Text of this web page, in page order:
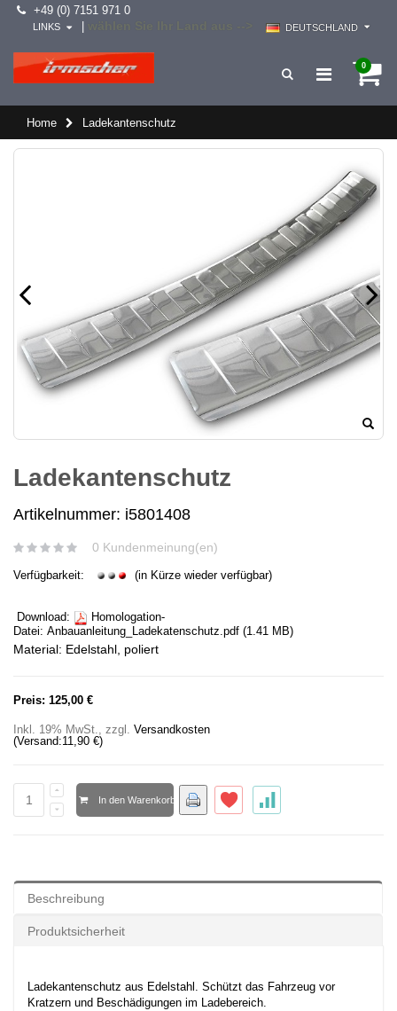
+49 (0) 7151 971 0
DEUTSCHLAND
LINKS
0
Home Ladekantenschutz
Ladekantenschutz
Artikelnummer: i5801408
0 Kundenmeinung(en)
Verfügbarkeit: (in Kürze wieder verfügbar)
Download:
Homologation-
Datei: Anbauanleitung_Ladekatenschutz.pdf (1.41 MB)
Material: Edelstahl, poliert
Preis: 125,00 €
Inkl. 19% MwSt., zzgl. Versandkosten
(Versand:11,90 €)
In den Warenkorb
Beschreibung
Produktsicherheit
Ladekantenschutz aus Edelstahl. Schützt das Fahrzeug vor
Kratzern und Beschädigungen im Ladebereich.